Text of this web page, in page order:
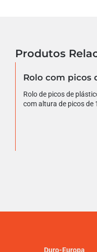
Produtos
Rolo com picos
Rolo de picos de
com altura de picos de
Duro-Europa